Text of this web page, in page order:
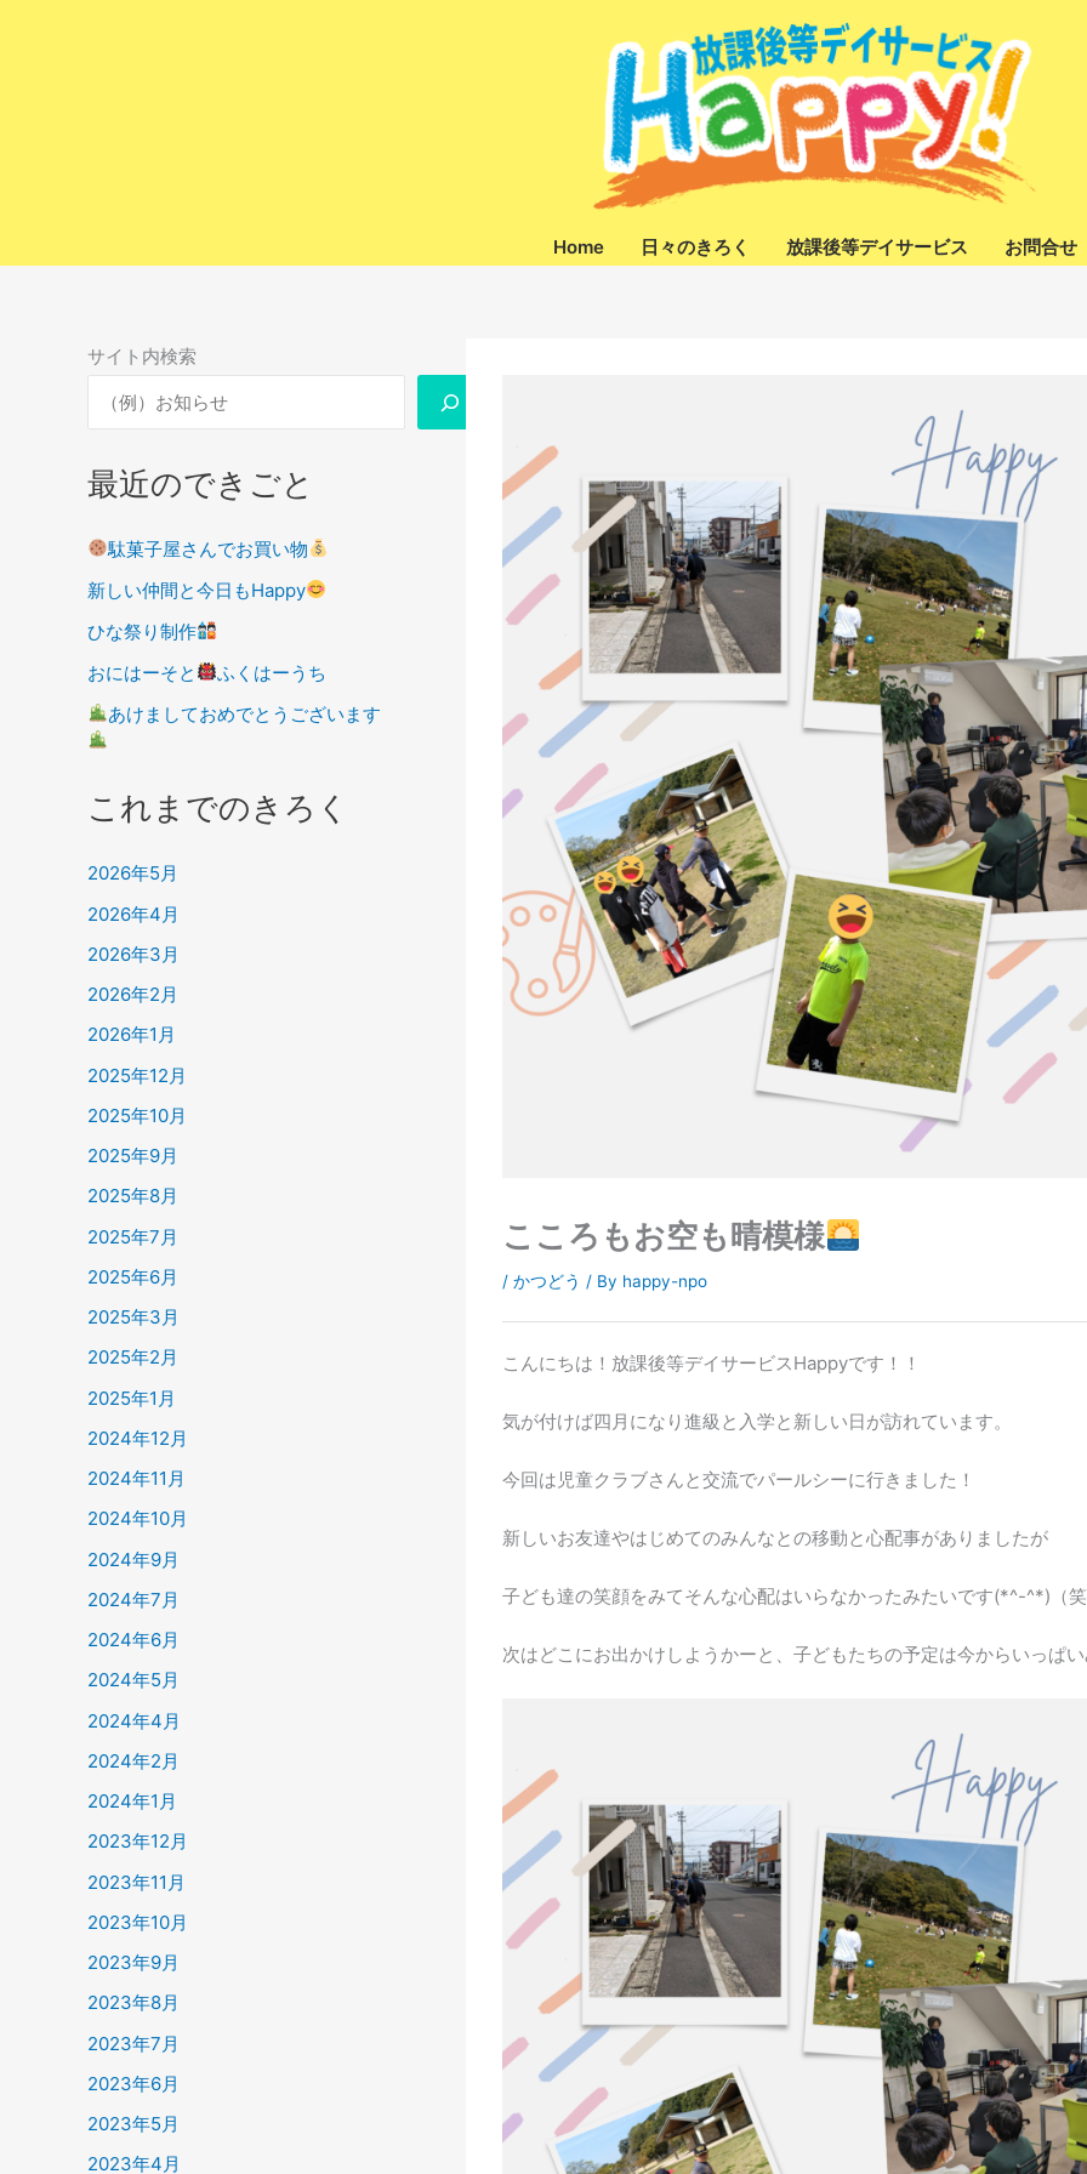
Home 日々のきろく 放課後等デイサービス お問合せ
サイト内検索
最近のできごと
駄菓子屋さんでお買い物
新しい仲間と今日もHappy
ひな祭り制作
おにはーそと
ふくはーうち
あけましておめでとうございます
これまでのきろく
2026年5月
2026年4月
2026年3月
2026年2月
2026年1月
2025年12月
2025年10月
2025年9月
2025年8月
2025年7月
2025年6月
2025年3月
2025年2月
2025年1月
2024年12月
2024年11月
2024年10月
2024年9月
2024年7月
2024年6月
2024年5月
2024年4月
2024年2月
2024年1月
2023年12月
2023年11月
2023年10月
2023年9月
2023年8月
2023年7月
2023年6月
2023年5月
2023年4月
こころもお空も晴模様
/ かつどう / By happy-npo
こんにちは！放課後等デイサービスHappyです！！
気が付けば四月になり進級と入学と新しい日が訪れています。
今回は児童クラブさんと交流でパールシーに行きました！
新しいお友達やはじめてのみんなとの移動と心配事がありましたが
子ども達の笑顔をみてそんな心配はいらなかったみたいです(*^-^*)（
次はどこにお出かけしようかーと、子どもたちの予定は今からいっぱ